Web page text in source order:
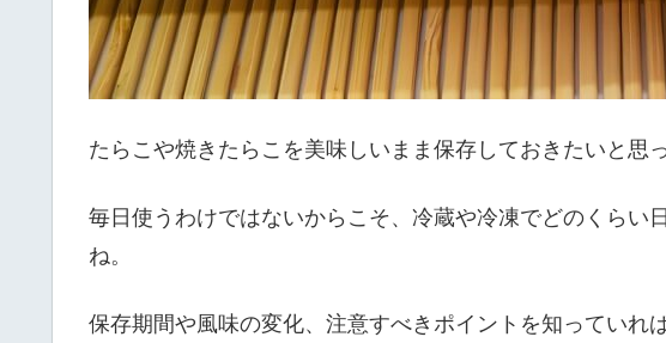
たらこや焼きたらこを美味しいまま保存しておきたいと思
毎日使うわけではないからこそ、冷蔵や冷凍でどのくらい
ね。
保存期間や風味の変化、注意すべきポイントを知っていれ